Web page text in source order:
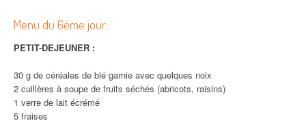
Menu du 6ème jour:
PETIT-DEJEUNER :
30 g de céréales de blé garnie avec quelques noix
2 cuillères à soupe de fruits séchés (abricots, raisins)
1 verre de lait écrémé
5 fraises